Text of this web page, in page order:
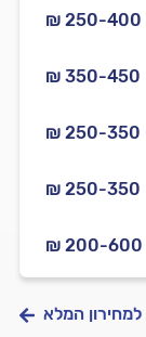
₪ 250-400
₪ 350-450
₪ 250-350
₪ 250-350
₪ 200-600
למחירון המלא